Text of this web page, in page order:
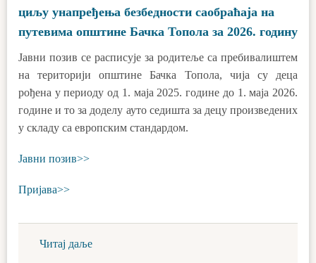
циљу унапређења безбедности саобраћаја на
путевима општине Бачка Топола за 2026. годину
Јавни позив се расписује за родитеље са пребивалиштем
на територији општине Бачка Топола, чија су деца
рођена у периоду од 1. маја 2025. године до 1. маја 2026.
године и то за доделу ауто седишта за децу произведених
у складу са европским стандардом.
Јавни позив>>
Пријава>>
Читај даље